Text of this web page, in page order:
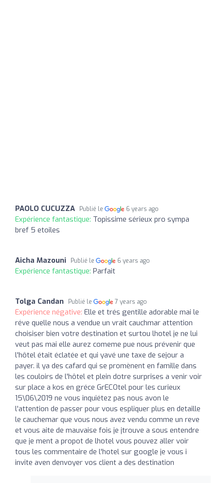
PAOLO CUCUZZA Publié le 6 years ago
Expérience fantastique: Topissime sérieux pro sympa
bref 5 etoiles
Aicha Mazouni Publié le 6 years ago
Expérience fantastique: Parfait
Tolga Candan Publié le 7 years ago
Expérience négative: Elle et trés gentille adorable mai le
réve quelle nous a vendue un vrait cauchmar attention
choisiser bien votre destination et surtou lhotel je ne lui
veut pas mai elle aurez comeme pue nous prévenir que
l'hôtel était éclatée et qui yavé une taxe de sejour a
payer. il ya des cafard qui se promènent en famille dans
les couloirs de l'hôtel et plein dotre surprises a venir voir
sur place a kos en gréce GrECOtel pour les curieux
15\06\2019 ne vous inquiétez pas nous avon le
l'attention de passer pour vous espliquer plus en detaille
le cauchemar que vous nous avez vendu comme un reve
et vous aite de mauvaise fois je jtrouve a sous entendre
que je ment a propot de lhotel vous pouvez aller voir
tous les commentaire de l'hotel sur google je vous i
invite aven denvoyer vos client a des destination